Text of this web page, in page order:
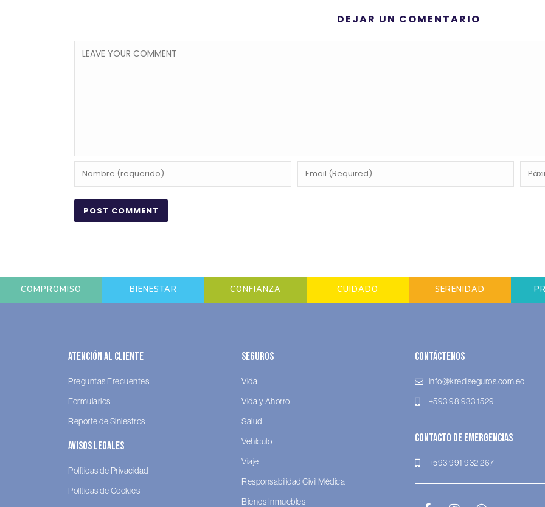
DEJAR UN COMENTARIO
COMPROMISO BIENESTAR CONFIANZA CUIDADO SERENIDAD
Atención al Cliente
Preguntas Frecuentes
Formularios
Reporte de Siniestros
Avisos legales
Políticas de Privacidad
Políticas de Cookies
Seguros
Vida
Vida y Ahorro
Salud
Vehículo
Viaje
Responsabilidad Civil Médica
Bienes Inmuebles
Contáctenos
info@krediseguros.com.ec
+593 98 933 1529
Contacto de Emergencias
+593 991 932 267